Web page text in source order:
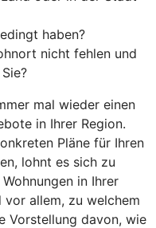
haben?
nicht fehlen und
mal wieder einen
in Ihrer Region.
Pläne für Ihren
lohnt es sich zu
in Ihrer
allem, zu welchem
Vorstellung davon, wie